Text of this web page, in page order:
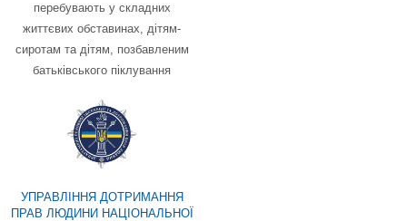
перебувають у складних
життєвих обставинах, дітям-
сиротам та дітям, позбавленим
батьківського піклування
УПРАВЛІННЯ ДОТРИМАННЯ
ПРАВ ЛЮДИНИ НАЦІОНАЛЬНОЇ